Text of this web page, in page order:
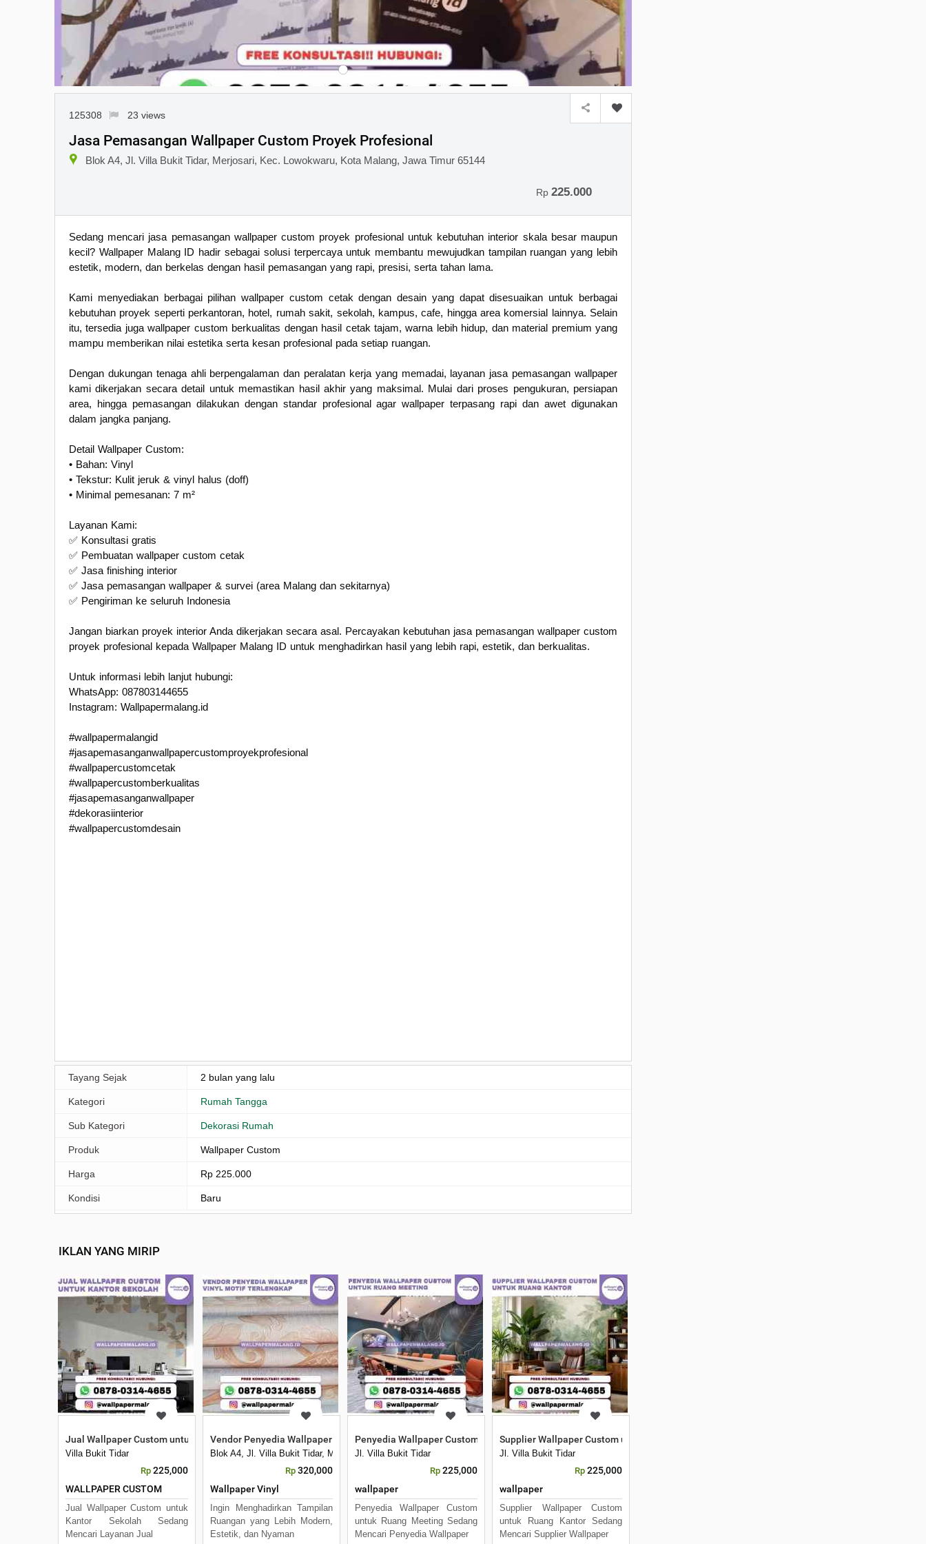
125308 23 views
Jasa Pemasangan Wallpaper Custom Proyek Profesional
Blok A4, Jl. Villa Bukit Tidar, Merjosari, Kec. Lowokwaru, Kota Malang, Jawa Timur 65144
Rp 225.000
Sedang mencari jasa pemasangan wallpaper custom proyek profesional untuk kebutuhan interior skala besar maupun
kecil? Wallpaper Malang ID hadir sebagai solusi terpercaya untuk membantu mewujudkan tampilan ruangan yang lebih
estetik, modern, dan berkelas dengan hasil pemasangan yang rapi, presisi, serta tahan lama.
Kami menyediakan berbagai pilihan wallpaper custom cetak dengan desain yang dapat disesuaikan untuk berbagai
kebutuhan proyek seperti perkantoran, hotel, rumah sakit, sekolah, kampus, cafe, hingga area komersial lainnya. Selain
itu, tersedia juga wallpaper custom berkualitas dengan hasil cetak tajam, warna lebih hidup, dan material premium yang
mampu memberikan nilai estetika serta kesan profesional pada setiap ruangan.
Dengan dukungan tenaga ahli berpengalaman dan peralatan kerja yang memadai, layanan jasa pemasangan wallpaper
kami dikerjakan secara detail untuk memastikan hasil akhir yang maksimal. Mulai dari proses pengukuran, persiapan
area, hingga pemasangan dilakukan dengan standar profesional agar wallpaper terpasang rapi dan awet digunakan
dalam jangka panjang.
Detail Wallpaper Custom:
• Bahan: Vinyl
• Tekstur: Kulit jeruk & vinyl halus (doff)
• Minimal pemesanan: 7 m²
Layanan Kami:
✅ Konsultasi gratis
✅ Pembuatan wallpaper custom cetak
✅ Jasa finishing interior
✅ Jasa pemasangan wallpaper & survei (area Malang dan sekitarnya)
✅ Pengiriman ke seluruh Indonesia
Jangan biarkan proyek interior Anda dikerjakan secara asal. Percayakan kebutuhan jasa pemasangan wallpaper custom
proyek profesional kepada Wallpaper Malang ID untuk menghadirkan hasil yang lebih rapi, estetik, dan berkualitas.
Untuk informasi lebih lanjut hubungi:
WhatsApp: 087803144655
Instagram: Wallpapermalang.id
#wallpapermalangid
#jasapemasanganwallpapercustomproyekprofesional
#wallpapercustomcetak
#wallpapercustomberkualitas
#jasapemasanganwallpaper
#dekorasiinterior
#wallpapercustomdesain
Tayang Sejak 2 bulan yang lalu
Kategori Rumah Tangga
Sub Kategori Dekorasi Rumah
Produk Wallpaper Custom
Harga Rp 225.000
Kondisi Baru
IKLAN YANG MIRIP
Jual Wallpaper Custom untuk Kantor Sekolah
Villa Bukit Tidar
Rp 225,000
WALLPAPER CUSTOM
Jual Wallpaper Custom untuk
Kantor Sekolah Sedang
Mencari Layanan Jual
Vendor Penyedia Wallpaper Vinyl Motif Terlengkap
Blok A4, Jl. Villa Bukit Tidar, Merjosari, Kec. Lowokwaru, Kota Malang, Jawa Timur 65144
Rp 320,000
Wallpaper Vinyl
Ingin Menghadirkan Tampilan
Ruangan yang Lebih Modern,
Estetik, dan Nyaman
Penyedia Wallpaper Custom untuk Ruang Meeting
Jl. Villa Bukit Tidar
Rp 225,000
wallpaper
Penyedia Wallpaper Custom
untuk Ruang Meeting Sedang
Mencari Penyedia Wallpaper
Supplier Wallpaper Custom untuk Ruang Kantor
Jl. Villa Bukit Tidar
Rp 225,000
wallpaper
Supplier Wallpaper Custom
untuk Ruang Kantor Sedang
Mencari Supplier Wallpaper